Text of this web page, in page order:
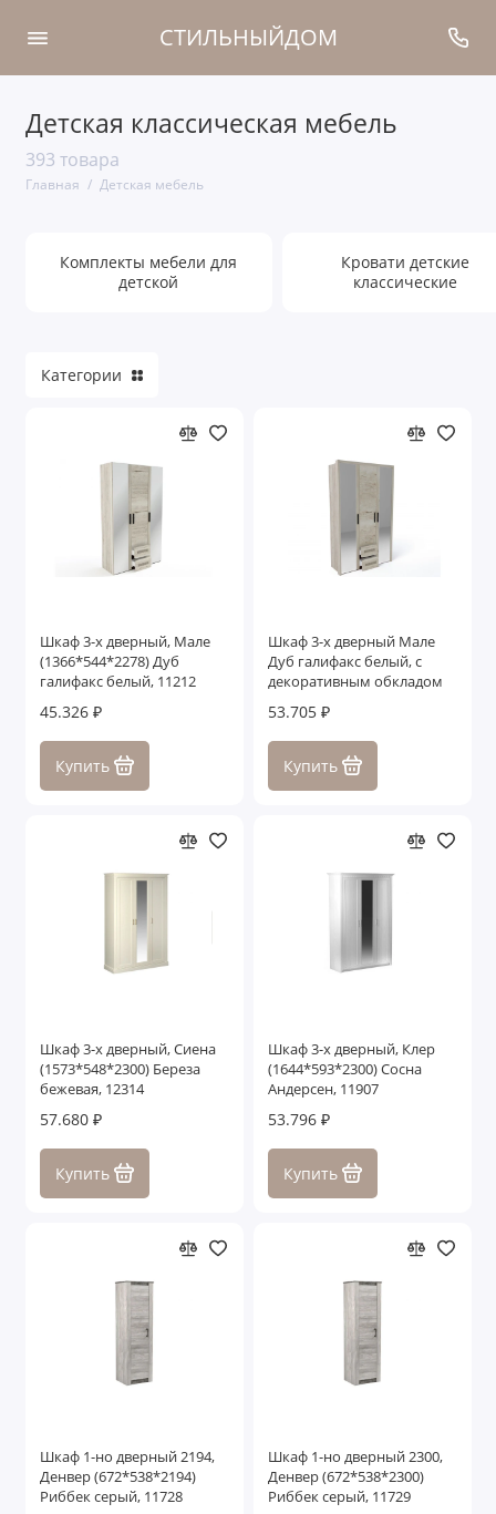
СТИЛЬНЫЙДОМ
Детская классическая мебель
393 товара
Главная Детская мебель
Комплекты мебели для детской
Кровати детские классические
Прикроватные тумбочки детские
Стулья детские классические
Шкафы детские классические
Показать все
Комплекты мебели для
детской
Кровати детские
классические
Категории
Шкаф 3-х дверный, Мале
(1366*544*2278) Дуб
галифакс белый, 11212
45.326 ₽
Купить
Шкаф 3-х дверный Мале
Дуб галифакс белый, с
декоративным обкладом
53.705 ₽
Купить
Шкаф 3-х дверный, Сиена
(1573*548*2300) Береза
бежевая, 12314
57.680 ₽
Купить
Шкаф 3-х дверный, Клер
(1644*593*2300) Сосна
Андерсен, 11907
53.796 ₽
Купить
Шкаф 1-но дверный 2194,
Денвер (672*538*2194)
Риббек серый, 11728
Шкаф 1-но дверный 2300,
Денвер (672*538*2300)
Риббек серый, 11729